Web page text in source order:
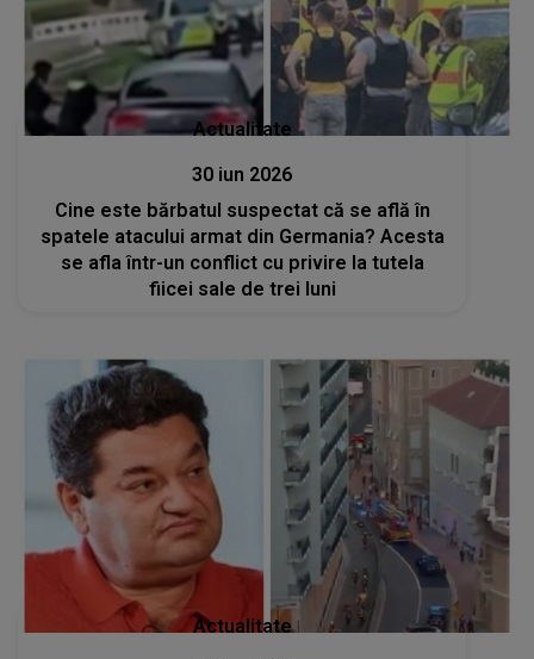
Actualitate
30 iun 2026
Cine este bărbatul suspectat că se află în
spatele atacului armat din Germania? Acesta
se afla într-un conflict cu privire la tutela
fiicei sale de trei luni
Actualitate